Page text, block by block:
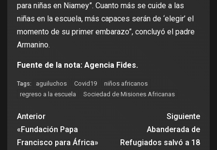
para niñas en Niamey”. Cuanto más se cuide a las
niñas en la escuela, más capaces serán de ‘elegir’ el
momento de su primer embarazo”, concluyó el padre
Armanino.
Fuente de la nota: Agencia Fides.
Tags: aguiluchos Covid19
niños africanos
regreso a la escuela
Sociedad de Misiones Africanas
Anterior
«Fundación Papa
Francisco para África»
Siguiente
Abanderada de
Refugiados salvó a 18